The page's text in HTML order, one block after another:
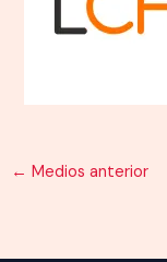
← Medios anterior